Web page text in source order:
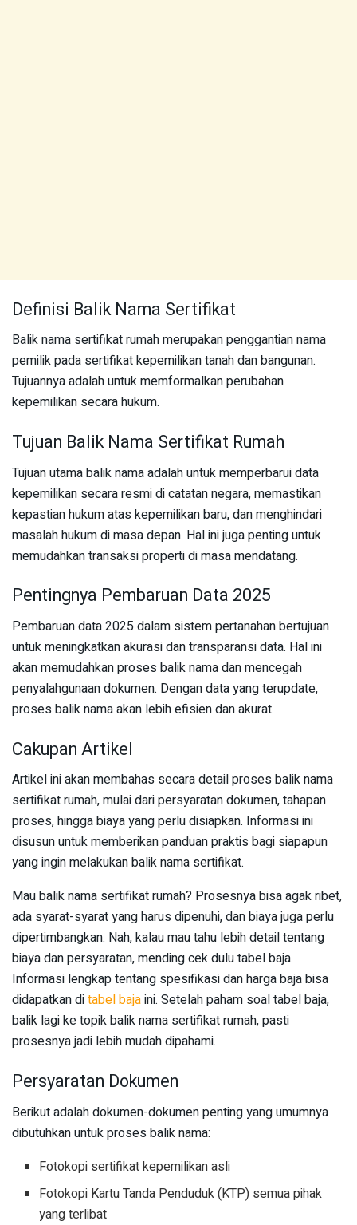
Definisi Balik Nama Sertifikat
Balik nama sertifikat rumah merupakan penggantian nama
pemilik pada sertifikat kepemilikan tanah dan bangunan.
Tujuannya adalah untuk memformalkan perubahan
kepemilikan secara hukum.
Tujuan Balik Nama Sertifikat Rumah
Tujuan utama balik nama adalah untuk memperbarui data
kepemilikan secara resmi di catatan negara, memastikan
kepastian hukum atas kepemilikan baru, dan menghindari
masalah hukum di masa depan. Hal ini juga penting untuk
memudahkan transaksi properti di masa mendatang.
Pentingnya Pembaruan Data 2025
Pembaruan data 2025 dalam sistem pertanahan bertujuan
untuk meningkatkan akurasi dan transparansi data. Hal ini
akan memudahkan proses balik nama dan mencegah
penyalahgunaan dokumen. Dengan data yang terupdate,
proses balik nama akan lebih efisien dan akurat.
Cakupan Artikel
Artikel ini akan membahas secara detail proses balik nama
sertifikat rumah, mulai dari persyaratan dokumen, tahapan
proses, hingga biaya yang perlu disiapkan. Informasi ini
disusun untuk memberikan panduan praktis bagi siapapun
yang ingin melakukan balik nama sertifikat.
Mau balik nama sertifikat rumah? Prosesnya bisa agak ribet,
ada syarat-syarat yang harus dipenuhi, dan biaya juga perlu
dipertimbangkan. Nah, kalau mau tahu lebih detail tentang
biaya dan persyaratan, mending cek dulu tabel baja.
Informasi lengkap tentang spesifikasi dan harga baja bisa
didapatkan ditabel bajaini. Setelah paham soal tabel baja,
balik lagi ke topik balik nama sertifikat rumah, pasti
prosesnya jadi lebih mudah dipahami.
Persyaratan Dokumen
Berikut adalah dokumen-dokumen penting yang umumnya
dibutuhkan untuk proses balik nama:
Fotokopi sertifikat kepemilikan asli
Fotokopi Kartu Tanda Penduduk (KTP) semua pihak
yang terlibat